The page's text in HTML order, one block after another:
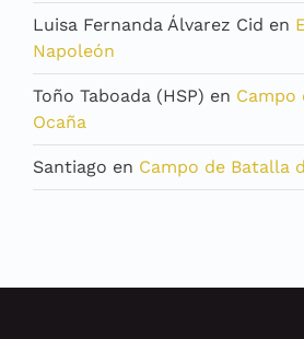
Luisa Fernanda Álvarez Cid en
Napoleón
Toño Taboada (HSP) en Campo
Ocaña
Santiago en Campo de Batalla